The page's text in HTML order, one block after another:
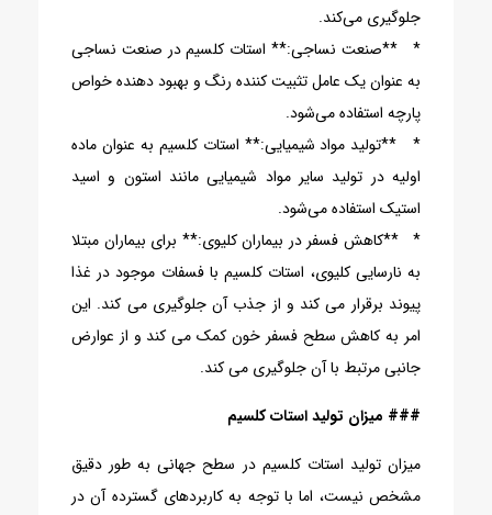
جلوگیری می‌کند.
* **صنعت نساجی:** استات کلسیم در صنعت نساجی
به عنوان یک عامل تثبیت کننده رنگ و بهبود دهنده خواص
پارچه استفاده می‌شود.
* **تولید مواد شیمیایی:** استات کلسیم به عنوان ماده
اولیه در تولید سایر مواد شیمیایی مانند استون و اسید
استیک استفاده می‌شود.
* **کاهش فسفر در بیماران کلیوی:** برای بیماران مبتلا
به نارسایی کلیوی، استات کلسیم با فسفات موجود در غذا
پیوند برقرار می کند و از جذب آن جلوگیری می کند. این
امر به کاهش سطح فسفر خون کمک می کند و از عوارض
جانبی مرتبط با آن جلوگیری می کند.
### میزان تولید استات کلسیم
میزان تولید استات کلسیم در سطح جهانی به طور دقیق
مشخص نیست، اما با توجه به کاربردهای گسترده آن در